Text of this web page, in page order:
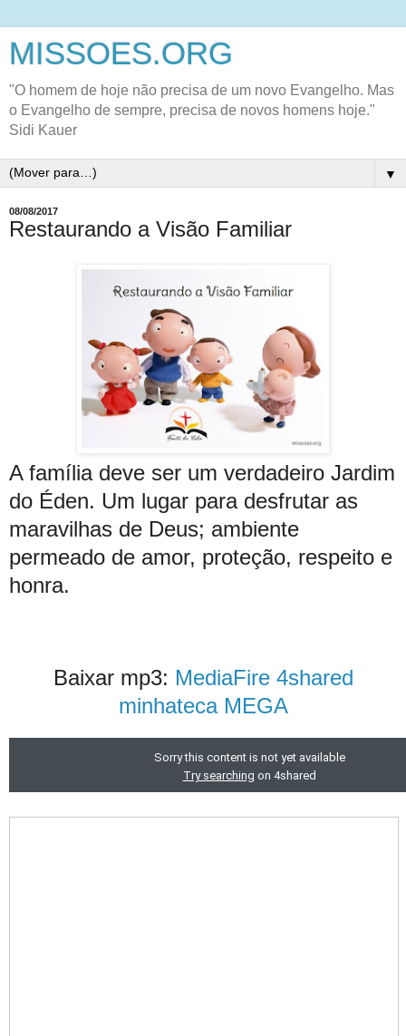
MISSOES.ORG
"O homem de hoje não precisa de um novo Evangelho. Mas
o Evangelho de sempre, precisa de novos homens hoje."
Sidi Kauer
▼
08/08/2017
Restaurando a Visão Familiar
A família deve ser um verdadeiro Jardim
do Éden. Um lugar para desfrutar as
maravilhas de Deus; ambiente
permeado de amor, proteção, respeito e
honra.
Baixar mp3: MediaFire 4shared
minhateca MEGA